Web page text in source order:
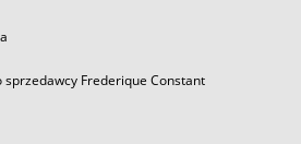
Frederique Constant